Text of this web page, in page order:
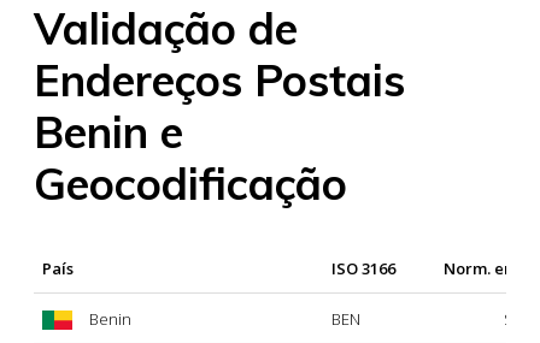
Validação de
Endereços Postais
Benin e
Geocodificação
País ISO 3166 Norm.
Benin BEN Sí